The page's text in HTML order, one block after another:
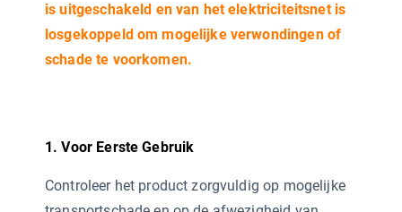
is uitgeschakeld en van het elektriciteitsnet is
losgekoppeld om mogelijke verwondingen of
schade te voorkomen.
1. Voor Eerste Gebruik
Controleer het product zorgvuldig op mogelijke